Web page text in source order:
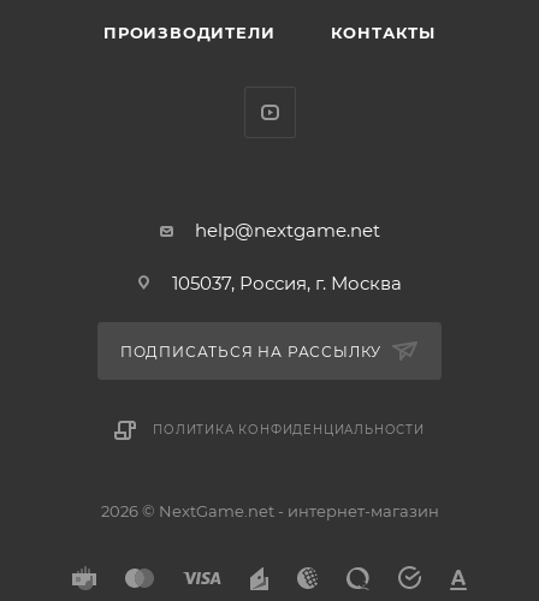
ПРОИЗВОДИТЕЛИ КОНТАКТЫ
help@nextgame.net
105037, Россия, г. Москва
ПОДПИСАТЬСЯ НА РАССЫЛКУ
ПОЛИТИКА КОНФИДЕНЦИАЛЬНОСТИ
2026 © NextGame.net - интернет-магазин